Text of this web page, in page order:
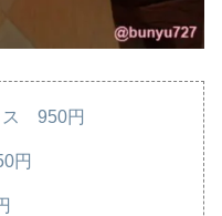
ス 950円
円